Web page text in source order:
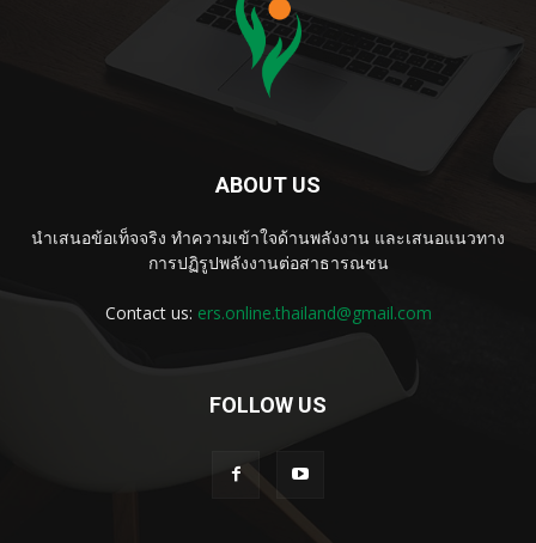
ABOUT US
นำเสนอข้อเท็จจริง ทำความเข้าใจด้านพลังงาน และเสนอแนวทาง
การปฏิรูปพลังงานต่อสาธารณชน
Contact us: ers.online.thailand@gmail.com
FOLLOW US